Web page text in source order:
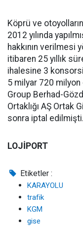
Köprü ve
2012 yılında
hakkının
itibaren 25 yıllık
ihalesine 3
5 milyar 720
Group Berhad-
Ortaklığı AŞ Ortak
sonra iptal edilmişti.
LOJİPORT
Etiketler :
KARAYOLU
trafik
KGM
gise